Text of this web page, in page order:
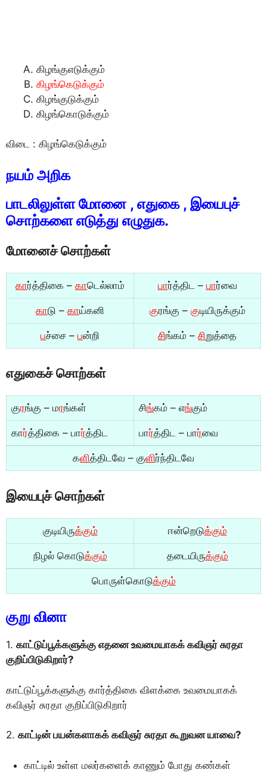
கிழங்குஎடுக்கும்
கிழங்கெடுக்கும்
கிழங்குடுக்கும்
கிழங்கொடுக்கும்
விடை : கிழங்கெடுக்கும்
நயம் அறிக
பாடலிலுள்ள மோனை , எதுகை , இயைபுச்
சொற்களை எடுத்து எழுதுக.
மோனைச் சொற்கள்
கார்த்திகை – காடெல்லாம் பார்த்திட – பார்வை
காடு – காய்கனி குரங்கு – குடியிருக்கும்
பச்சை – பன்றி சிங்கம் – சி றுத்தை
எதுகைச் சொற்கள்
குரங்கு – மரங்கள் சிங்கம் – எங்கும்
கார்த்திகை – பார்த்திட பார்த்திட – பார்வை
களித்திடவே – குளிர்ந்திடவே
இயைபுச் சொற்கள்
குடியிருக்கும் ஈன்றெடுக்கும்
நிழல் கொடுக்கும் தடையிருக்கும்
பொருள்கொடுக்கும்
குறு வினா
1. காட்டுப்பூக்களுக்கு எதனை உவமையாகக் கவிஞர் சுரதா
குறிப்பிடுகிறார்?
காட்டுப்பூக்களுக்கு கார்த்திகை விளக்கை உவமையாகக்
கவிஞர் சுரதா குறிப்பிடுகிறார்
2. காட்டின் பயன்களாகக் கவிஞர் சுரதா கூறுவன யாவை?
காட்டில் உள்ள மலர்களைக் காணும் போது கண்கள்